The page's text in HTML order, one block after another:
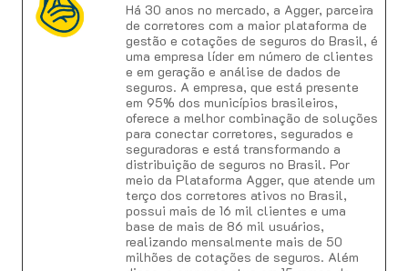
Há 30 anos no mercado, a Agger, parceira
de corretores com a maior plataforma de
gestão e cotações de seguros do Brasil, é
uma empresa líder em número de clientes
e em geração e análise de dados de
seguros. A empresa, que está presente
em 95% dos municípios brasileiros,
oferece a melhor combinação de soluções
para conectar corretores, segurados e
seguradoras e está transformando a
distribuição de seguros no Brasil. Por
meio da Plataforma Agger, que atende um
terço dos corretores ativos no Brasil,
possui mais de 16 mil clientes e uma
base de mais de 86 mil usuários,
realizando mensalmente mais de 50
milhões de cotações de seguros. Além